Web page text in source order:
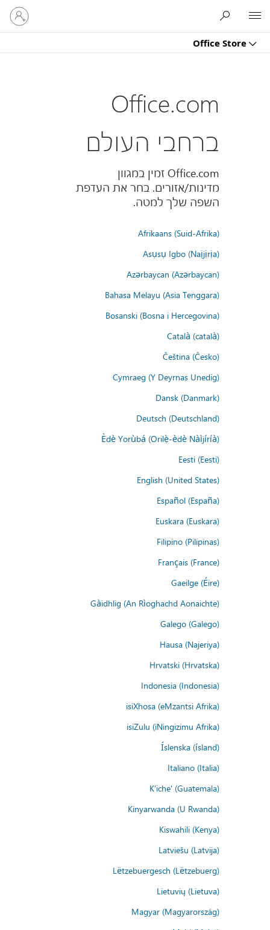
Office Store
היכנס
לחשבון
שלך
Office.com
ברחבי העולם
Office.com זמין במגוון
מדינות/אזורים. בחר את העדפת
השפה שלך למטה.
Afrikaans (Suid-Afrika)
Asụsụ Igbo (Naịjịrịa)
Azərbaycan (Azərbaycan)
Bahasa Melayu (Asia Tenggara)
Bosanski (Bosna i Hercegovina)
Català (català)
Čeština (Česko)
Cymraeg (Y Deyrnas Unedig)
Dansk (Danmark)
Deutsch (Deutschland)
Èdè Yorùbá (Orilẹ̀-èdè Nàìjíríà)
Eesti (Eesti)
English (United States)
Español (España)
Euskara (Euskara)
Filipino (Pilipinas)
Français (France)
Gaeilge (Éire)
Gàidhlig (An Rìoghachd Aonaichte)
Galego (Galego)
Hausa (Najeriya)
Hrvatski (Hrvatska)
Indonesia (Indonesia)
isiXhosa (eMzantsi Afrika)
isiZulu (iNingizimu Afrika)
Íslenska (ísland)
Italiano (Italia)
K'iche' (Guatemala)
Kinyarwanda (U Rwanda)
Kiswahili (Kenya)
Latviešu (Latvija)
Lëtzebuergesch (Lëtzebuerg)
Lietuvių (Lietuva)
Magyar (Magyarország)